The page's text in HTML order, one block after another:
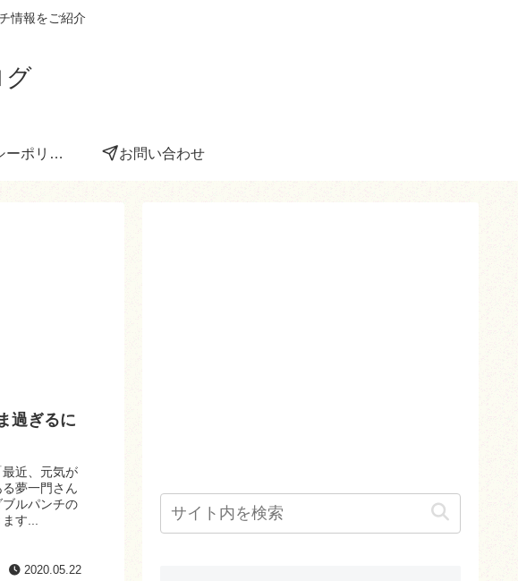
情報をご紹介
グ
リシー お問い合わせ
過ぎるに
最近、元気が
夢一門さん
ルパンチの
す...
2020.05.22